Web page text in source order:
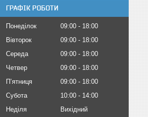
ГРАФІК РОБОТИ
Понеділок 09:00
18:00
Вівторок
09:00
18:00
Середа
09:00
18:00
Четвер
09:00
18:00
Пʼятниця
09:00
18:00
Субота
10:00
14:00
Неділя
Вихідний